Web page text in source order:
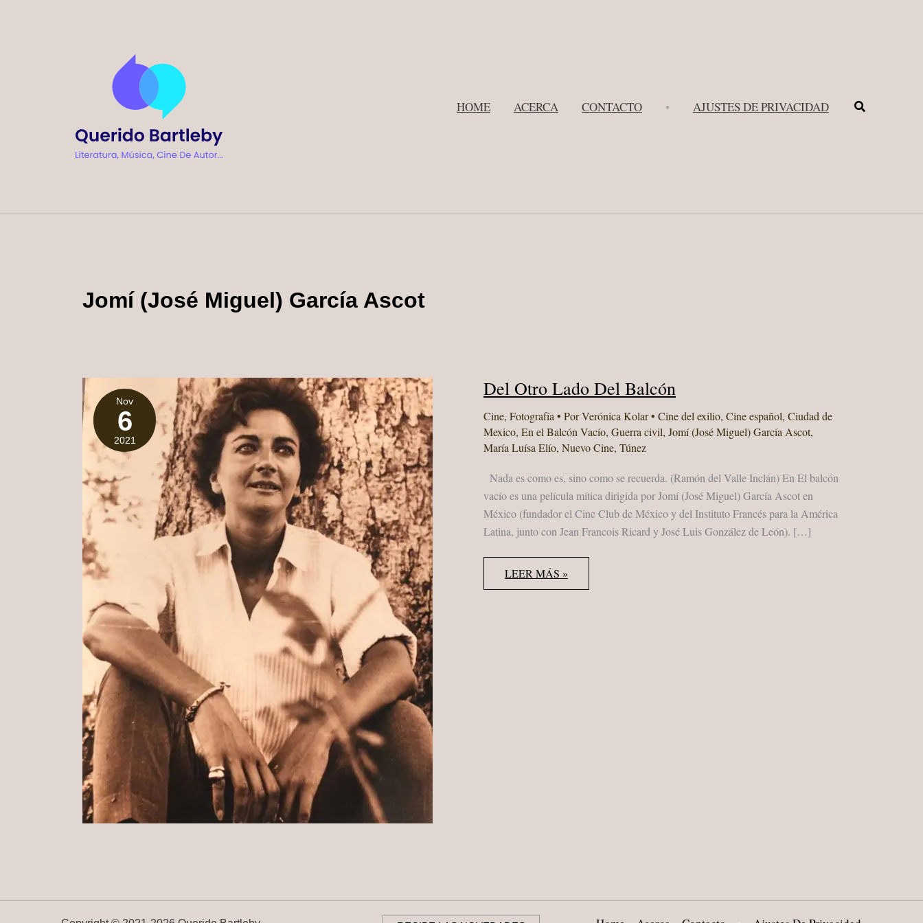
HOME ACERCA CONTACTO • AJUSTES DE PRIVACIDAD Buscar
Jomí (José Miguel) García Ascot
Nov
6
2021
Del Otro Lado Del Balcón
Cine, Fotografía• PorVerónica Kolar• Cine del exilio, Cine español, Ciudad de
Mexico, En el Balcón Vacío, Guerra civil, Jomí (José Miguel) García Ascot,
María Luísa Elío, Nuevo Cine, Túnez
Nada es como es, sino como se recuerda. (Ramón del Valle Inclán) En El balcón
vacío es una película mítica dirigida por Jomí (José Miguel) García Ascot en
México (fundador el Cine Club de México y del Instituto Francés para la América
Latina, junto con Jean Francois Ricard y José Luis González de León). […]
DEL
OTRO
LADO
LEER MÁS »